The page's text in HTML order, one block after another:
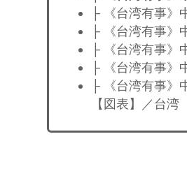
├ 《台湾有事》
├ 《台湾有事》
├ 《台湾有事》
├ 《台湾有事》
├ 《台湾有事》
【図表】／台湾